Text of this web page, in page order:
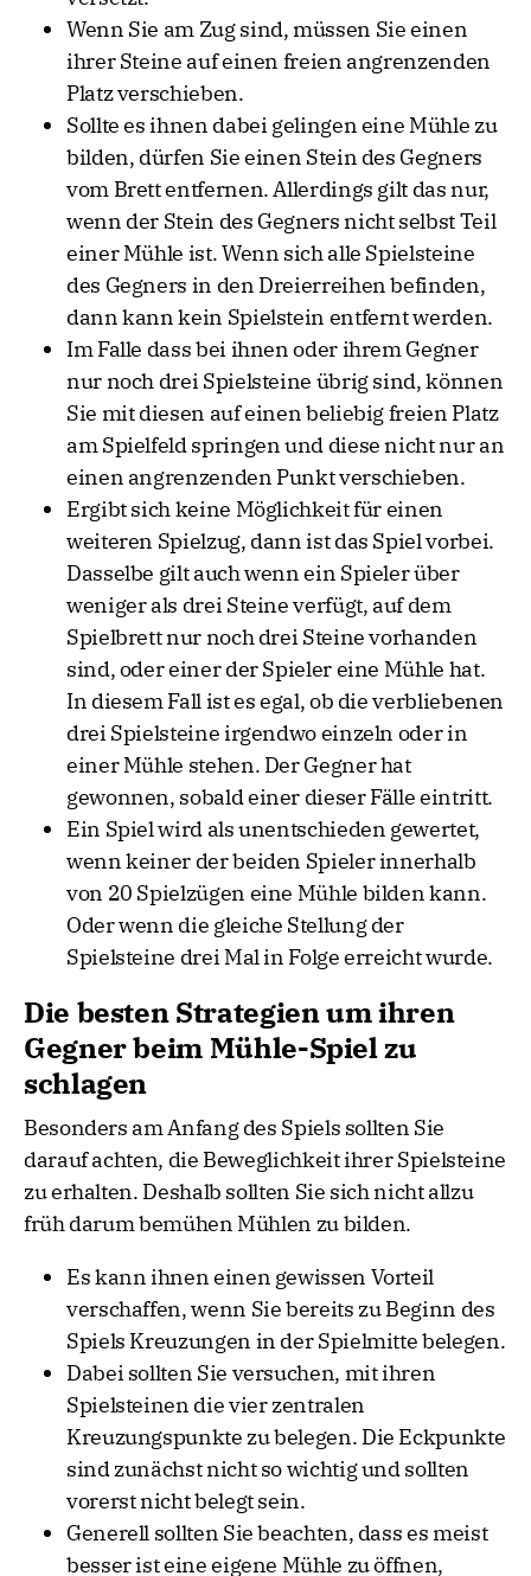
Wenn Sie am Zug sind, müssen Sie einen
ihrer Steine auf einen freien angrenzenden
Platz verschieben.
Sollte es ihnen dabei gelingen eine Mühle zu
bilden, dürfen Sie einen Stein des Gegners
vom Brett entfernen. Allerdings gilt das nur,
wenn der Stein des Gegners nicht selbst Teil
einer Mühle ist. Wenn sich alle Spielsteine
des Gegners in den Dreierreihen befinden,
dann kann kein Spielstein entfernt werden.
Im Falle dass bei ihnen oder ihrem Gegner
nur noch drei Spielsteine übrig sind, können
Sie mit diesen auf einen beliebig freien Platz
am Spielfeld springen und diese nicht nur an
einen angrenzenden Punkt verschieben.
Ergibt sich keine Möglichkeit für einen
weiteren Spielzug, dann ist das Spiel vorbei.
Dasselbe gilt auch wenn ein Spieler über
weniger als drei Steine verfügt, auf dem
Spielbrett nur noch drei Steine vorhanden
sind, oder einer der Spieler eine Mühle hat.
In diesem Fall ist es egal, ob die verbliebenen
drei Spielsteine irgendwo einzeln oder in
einer Mühle stehen. Der Gegner hat
gewonnen, sobald einer dieser Fälle eintritt.
Ein Spiel wird als unentschieden gewertet,
wenn keiner der beiden Spieler innerhalb
von 20 Spielzügen eine Mühle bilden kann.
Oder wenn die gleiche Stellung der
Spielsteine drei Mal in Folge erreicht wurde.
Die besten Strategien um ihren
Gegner beim Mühle-Spiel zu
schlagen
Besonders am Anfang des Spiels sollten Sie
darauf achten, die Beweglichkeit ihrer Spielsteine
zu erhalten. Deshalb sollten Sie sich nicht allzu
früh darum bemühen Mühlen zu bilden.
Es kann ihnen einen gewissen Vorteil
verschaffen, wenn Sie bereits zu Beginn des
Spiels Kreuzungen in der Spielmitte belegen.
Dabei sollten Sie versuchen, mit ihren
Spielsteinen die vier zentralen
Kreuzungspunkte zu belegen. Die Eckpunkte
sind zunächst nicht so wichtig und sollten
vorerst nicht belegt sein.
Generell sollten Sie beachten, dass es meist
besser ist eine eigene Mühle zu öffnen,